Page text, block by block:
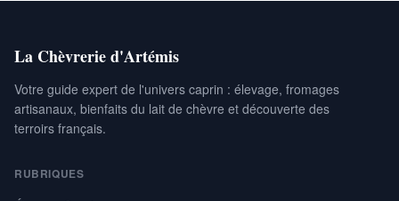
La Chèvrerie d'Artémis
Votre guide expert de l'univers caprin : élevage, fromages
artisanaux, bienfaits du lait de chèvre et découverte des
terroirs français.
RUBRIQUES